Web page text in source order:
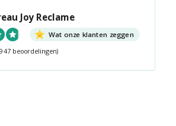
Joy Reclame
Wat onze klanten zeggen
beoordelingen)